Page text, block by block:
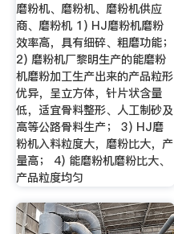
磨粉机、磨粉机、磨粉机供应
商、磨粉机 1) HJ磨粉机磨粉
效率高，具有细碎、粗磨功能；
2) 磨粉机厂黎明生产的能磨粉
机磨粉加工生产出来的产品粒形
优异，呈立方体，针片状含量
低，适宜骨料整形、人工制砂及
高等公路骨料生产； 3) HJ磨
粉机入料粒度大，磨粉比大，产
量高； 4) 能磨粉机磨粉比大、
产品粒度均匀